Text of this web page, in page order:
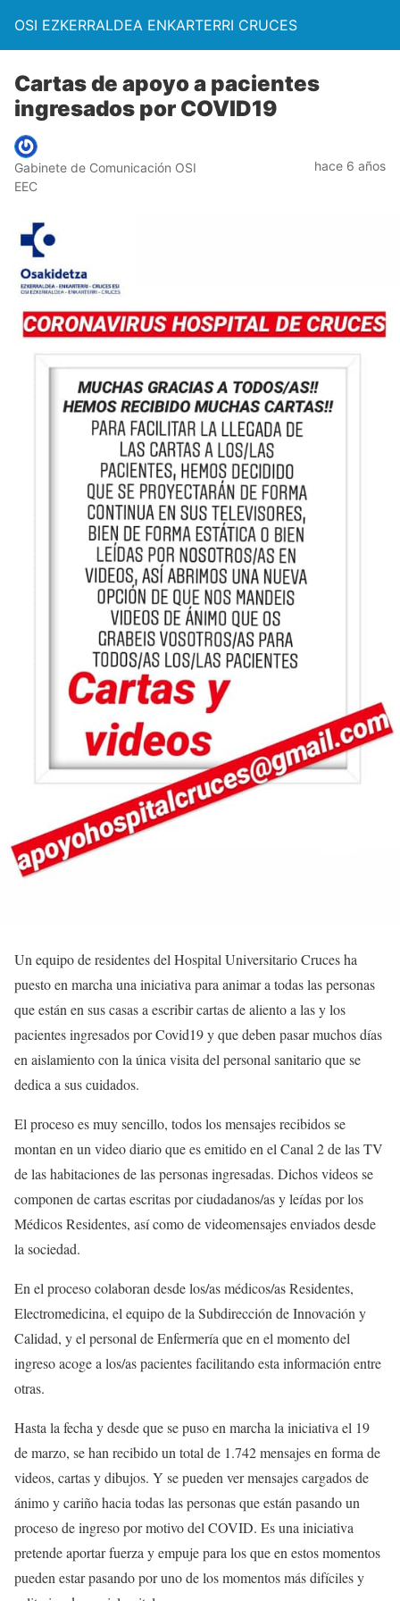
OSI EZKERRALDEA ENKARTERRI CRUCES
Cartas de apoyo a pacientes
ingresados por COVID19
Gabinete de Comunicación OSI
EEC
hace 6 años
Un equipo de residentes del Hospital Universitario Cruces ha
puesto en marcha una iniciativa para animar a todas las personas
que están en sus casas a escribir cartas de aliento a las y los
pacientes ingresados por Covid19 y que deben pasar muchos días
en aislamiento con la única visita del personal sanitario que se
dedica a sus cuidados.
El proceso es muy sencillo, todos los mensajes recibidos se
montan en un video diario que es emitido en el Canal 2 de las TV
de las habitaciones de las personas ingresadas. Dichos videos se
componen de cartas escritas por ciudadanos/as y leídas por los
Médicos Residentes, así como de videomensajes enviados desde
la sociedad.
En el proceso colaboran desde los/as médicos/as Residentes,
Electromedicina, el equipo de la Subdirección de Innovación y
Calidad, y el personal de Enfermería que en el momento del
ingreso acoge a los/as pacientes facilitando esta información entre
otras.
Hasta la fecha y desde que se puso en marcha la iniciativa el 19
de marzo, se han recibido un total de 1.742 mensajes en forma de
videos, cartas y dibujos. Y se pueden ver mensajes cargados de
ánimo y cariño hacia todas las personas que están pasando un
proceso de ingreso por motivo del COVID. Es una iniciativa
pretende aportar fuerza y empuje para los que en estos momentos
pueden estar pasando por uno de los momentos más difíciles y